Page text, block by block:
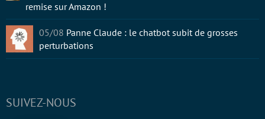
SUIVEZ-NOUS
remise sur Amazon !
05/08 Panne Claude : le chatbot subit de grosses
perturbations